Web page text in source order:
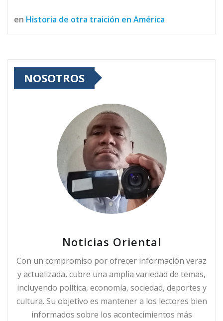
en Historia de otra traición en América
NOSOTROS
Noticias Oriental
Con un compromiso por ofrecer información veraz
y actualizada, cubre una amplia variedad de temas,
incluyendo política, economía, sociedad, deportes y
cultura. Su objetivo es mantener a los lectores bien
informados sobre los acontecimientos más